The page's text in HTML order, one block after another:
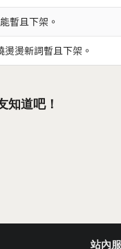
暫且下架。
燙新詞暫且下架。
知道吧！
站內